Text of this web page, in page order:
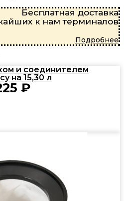
Бесплатная доставка
к нам терминалов
Подробнее
и соединителем
на 15,30 л
₽